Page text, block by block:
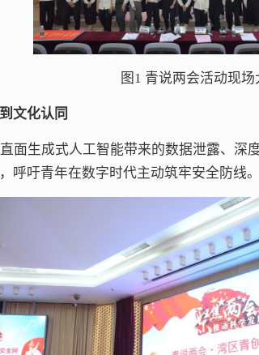
图1 青说两会活动现
文化认同
面生成式人工智能带来的数据泄露、深
呼吁青年在数字时代主动筑牢安全防线